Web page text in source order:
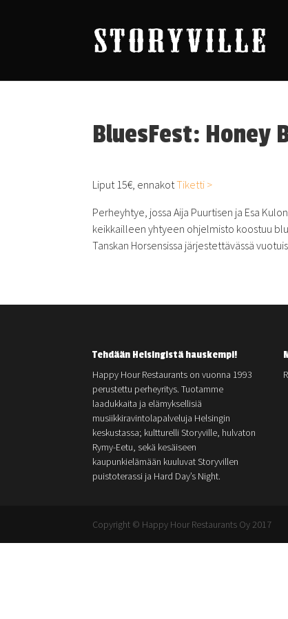
BluesFest: Honey
Liput 15€, ennakotTiketti >
Perheyhtye, jossa Aija Puurtisen ja Esa
keikkailleen yhtyeen ohjelmisto koostuu b
Tanskan Horsensissa järjestettävässä
Tehdään Helsingistä hauskempi!
Happy Hour Restaurants on vuonna 1993
perustettu perheyritys. Tuotamme
laadukkaita ja elämyksellisiä
musiikkiravintolapalveluja Helsingin
keskustassa; kultturelli Storyville, hulvaton
Rymy-Eetu, sekä kesäiseen
kaupunkielämään kuuluvat Storyvillen
puistoterassi ja Hard Day’s Night.
Copyright © Happy Hour Restaurants Oy 2017